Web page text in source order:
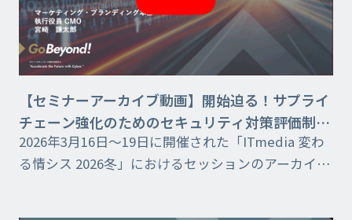
【セミナーアーカイブ動画】開始迫る！サプライ
チェーン強化のためのセキュリティ対策評価制
度！今打つべき一手は！？
2026年3月16日〜19日に開催された「ITmedia 変わ
る情シス 2026冬」におけるセッションのアーカイブ